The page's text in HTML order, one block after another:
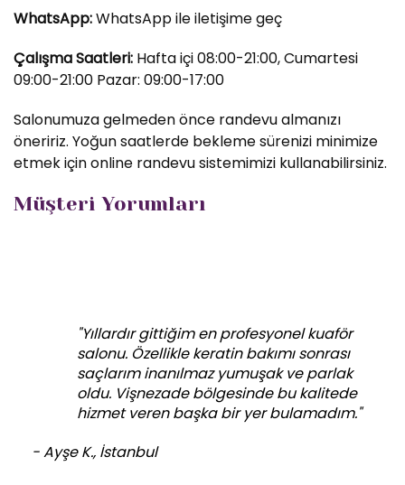
WhatsApp:WhatsApp ile iletişime geç
Çalışma Saatleri: Hafta içi 08:00-21:00, Cumartesi
09:00-21:00 Pazar: 09:00-17:00
Salonumuza gelmeden önce randevu almanızı
öneririz. Yoğun saatlerde bekleme sürenizi minimize
etmek için online randevu sistemimizi kullanabilirsiniz.
Müşteri Yorumları
"Yıllardır gittiğim en profesyonel kuaför
salonu. Özellikle keratin bakımı sonrası
saçlarım inanılmaz yumuşak ve parlak
oldu. Vişnezade bölgesinde bu kalitede
hizmet veren başka bir yer bulamadım."
- Ayşe K., İstanbul